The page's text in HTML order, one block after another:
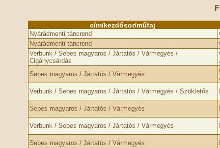
cím/kezdősor/műfaj
Nyárádmenti táncrend
Nyárádmenti táncrend
Verbunk / Sebes magyaros / Jártatós / Vármegyés /
Cigánycsárdás
Sebes magyaros / Jártatós / Vármegyés
Verbunk / Sebes magyaros / Jártatós / Vármegyés / Szöktetős
Sebes magyaros / Jártatós / Vármegyés
Verbunk / Sebes magyaros / Jártatós / Vármegyés
Sebes magyaros / Jártatós / Vármegyés